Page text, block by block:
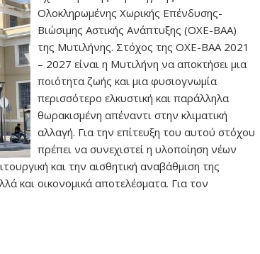
Ολοκληρωμένης Χωρικής Επένδυσης-
Βιώσιμης Αστικής Ανάπτυξης (ΟΧΕ-ΒΑΑ)
της Μυτιλήνης. Στόχος της ΟΧΕ-ΒΑΑ 2021
– 2027 είναι η Μυτιλήνη να αποκτήσει μια
ποιότητα ζωής και μια φυσιογνωμία
περισσότερο ελκυστική και παράλληλα
θωρακισμένη απέναντι στην κλιματική
αλλαγή. Για την επίτευξη του αυτού στόχου
πρέπει να συνεχιστεί η υλοποίηση νέων
και την αισθητική αναβάθμιση της
και οικονομικά αποτελέσματα. Για τον